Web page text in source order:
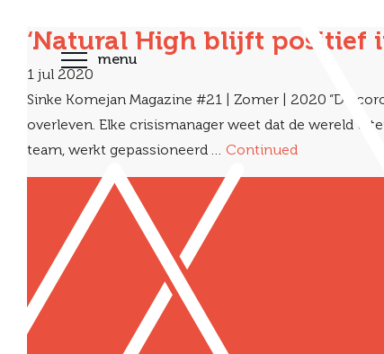
menu
‘Natural High blijft positief
1 jul 2020
Sinke Komejan Magazine #21 | Zomer | 2020 “De
overleven. Elke crisismanager weet dat de wereld
team, werkt gepassioneerd … Continued